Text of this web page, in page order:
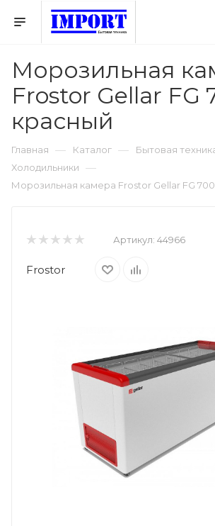
Морозильная
Frostor Gellar FG
красный
Главная — Каталог — Бытовая
Холодильники —
Морозильная камера Frostor Gellar FG
Артикул: 44966
Frostor